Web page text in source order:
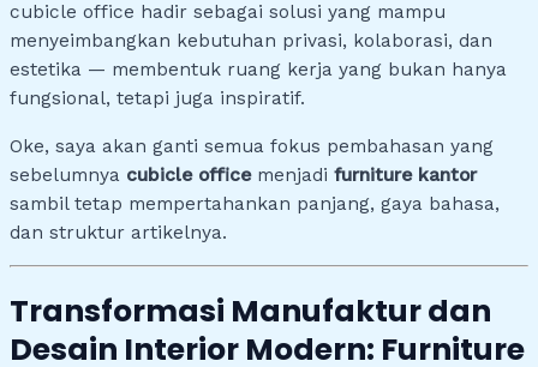
cubicle office hadir sebagai solusi yang mampu
menyeimbangkan kebutuhan privasi, kolaborasi, dan
estetika — membentuk ruang kerja yang bukan hanya
fungsional, tetapi juga inspiratif.
Oke, saya akan ganti semua fokus pembahasan yang
sebelumnya cubicle officemenjadi furniture kantor
sambil tetap mempertahankan panjang, gaya bahasa,
dan struktur artikelnya.
Transformasi Manufaktur dan
Desain Interior Modern: Furniture